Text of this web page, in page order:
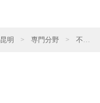
昆明 > 専門分野 > 不動産・建設プロジェクト